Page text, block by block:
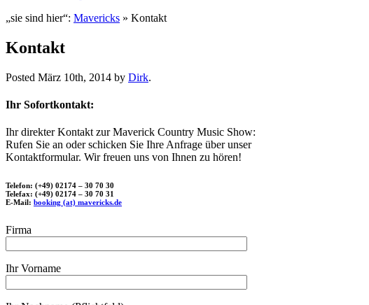
„sie sind hier“: Mavericks » Kontakt
Kontakt
Posted März 10th, 2014 by Dirk.
Ihr Sofortkontakt:
Ihr direkter Kontakt zur Maverick Country Music Show:
Rufen Sie an oder schicken Sie Ihre Anfrage über unser
Kontaktformular. Wir freuen uns von Ihnen zu hören!
Telefon: (+49) 02174 – 30 70 30
Telefax: (+49) 02174 – 30 70 31
E-Mail: booking (at) mavericks.de
Firma
Ihr Vorname